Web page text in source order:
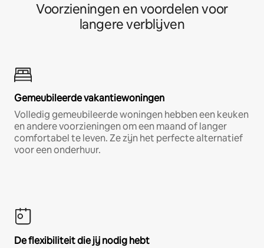
Voorzieningen en voordelen voor
langere verblijven
Gemeubileerde vakantiewoningen
Volledig gemeubileerde woningen hebben een keuken
en andere voorzieningen om een maand of langer
comfortabel te leven. Ze zijn het perfecte alternatief
voor een onderhuur.
De flexibiliteit die jij nodig hebt